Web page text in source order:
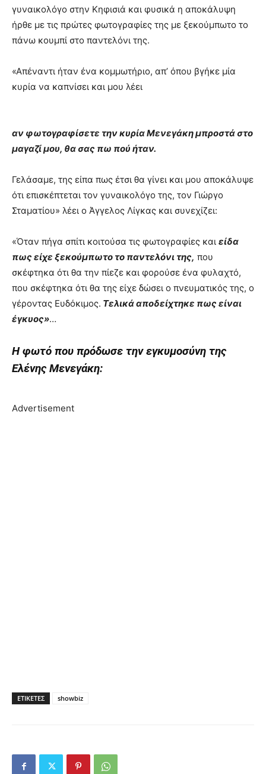
γυναικολόγο στην Κηφισιά και φυσικά η αποκάλυψη
ήρθε με τις πρώτες φωτογραφίες της με ξεκούμπωτο το
πάνω κουμπί στο παντελόνι της.
«Απέναντι ήταν ένα κομμωτήριο, απ’ όπου βγήκε μία
κυρία να καπνίσει και μου λέει
αν φωτογραφίσετε την κυρία Μενεγάκη μπροστά στο
μαγαζί μου, θα σας πω πού ήταν.
Γελάσαμε, της είπα πως έτσι θα γίνει και μου αποκάλυψε
ότι επισκέπτεται τον γυναικολόγο της, τον Γιώργο
Σταματίου» λέει ο Άγγελος Λίγκας και συνεχίζει:
«Όταν πήγα σπίτι κοιτούσα τις φωτογραφίες και είδα
πως είχε ξεκούμπωτο το παντελόνι της, που
σκέφτηκα ότι θα την πίεζε και φορούσε ένα φυλαχτό,
που σκέφτηκα ότι θα της είχε δώσει ο πνευματικός της, ο
γέροντας Ευδόκιμος. Τελικά αποδείχτηκε πως είναι
έγκυος»…
Η φωτό που πρόδωσε την εγκυμοσύνη της
Ελένης Μενεγάκη:
Advertisement
ΕΤΙΚΕΤΕΣ showbiz